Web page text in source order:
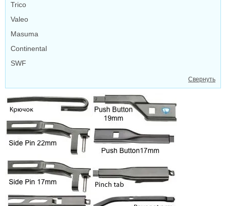
Trico
Valeo
Masuma
Continental
SWF
Свернуть